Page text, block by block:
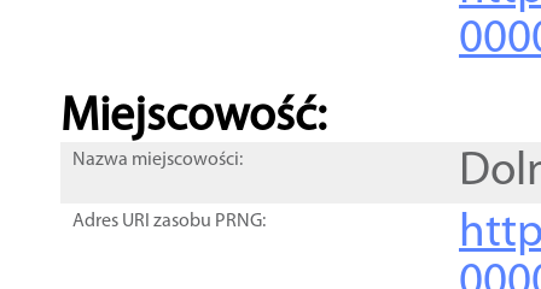
Miejscowość:
Nazwa miejscowości:
Adres URI zasobu PRNG: